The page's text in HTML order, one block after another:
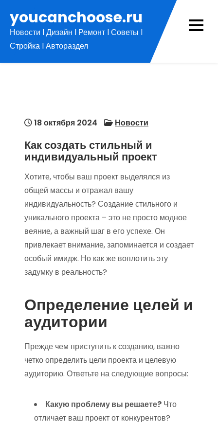
содержимому
youcanchoose.ru
Новости l Дизайн l Ремонт l Советы l
Стройка l Автораздел
18 октября 2024 Новости
Как создать стильный и
индивидуальный проект
Хотите, чтобы ваш проект выделялся из
общей массы и отражал вашу
индивидуальность? Создание стильного и
уникального проекта – это не просто модное
веяние, а важный шаг в его успехе. Он
привлекает внимание, запоминается и создает
особый имидж. Но как же воплотить эту
задумку в реальность?
Определение целей и
аудитории
Прежде чем приступить к созданию, важно
четко определить цели проекта и целевую
аудиторию. Ответьте на следующие вопросы:
Какую проблему вы решаете? Что
отличает ваш проект от конкурентов?